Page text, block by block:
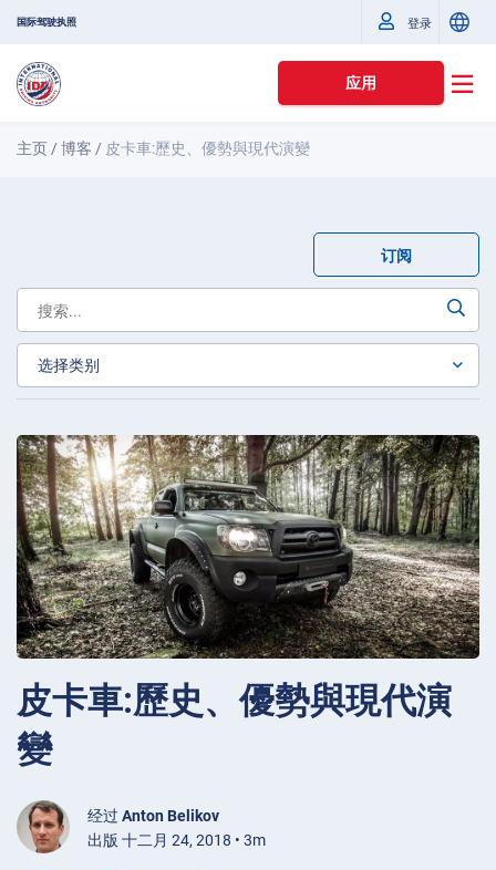
国际驾驶执照 登录
应用
主页 /博客 / 皮卡車:歷史、優勢與現代演變
订阅
皮卡車:歷史、優勢與現代演
變
经过 Anton Belikov
出版 十二月 24, 2018 • 3m